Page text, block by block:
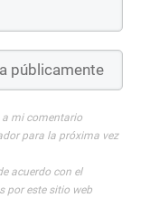
mi comentario
para la próxima vez
acuerdo con el
por este sitio web